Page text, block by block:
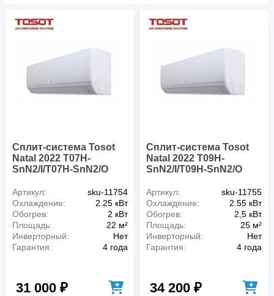
Недорогие
Дорогие
Сплит-система Tosot
Natal 2022 T07H-
SnN2/I/T07H-SnN2/O
Артикул:
sku-11754
Охлаждение:
2.25 кВт
Обогрев:
2 кВт
Площадь:
22 м²
Инверторный:
Нет
Гарантия:
4 года
31 000 ₽
Сплит-система Tosot
Natal 2022 T09H-
SnN2/I/T09H-SnN2/O
Артикул:
sku-11755
Охлаждение:
2.55 кВт
Обогрев:
2,5 кВт
Площадь:
25 м²
Инверторный:
Нет
Гарантия:
4 года
34 200 ₽